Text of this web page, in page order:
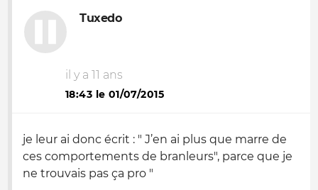
Tuxedo
il y a 11 ans
18:43 le 01/07/2015
je leur ai donc écrit : " J’en ai plus que marre de
ces comportements de branleurs", parce que je
ne trouvais pas ça pro "